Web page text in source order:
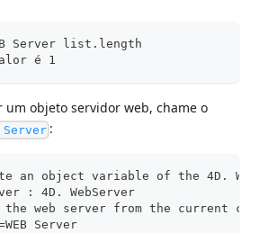
Server list.length
é 1
um objeto servidor web, chame o
Server :
an object variable of the 4D.
: 4D. WebServer
the web server from the current
Server